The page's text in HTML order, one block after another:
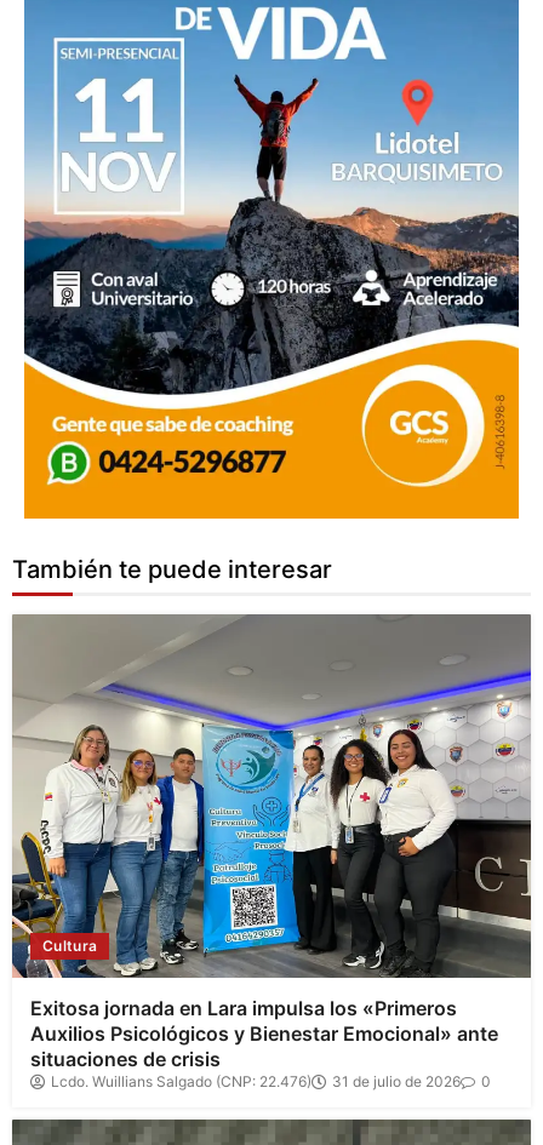
También te puede interesar
Cultura
Exitosa jornada en Lara impulsa los «Primeros
Auxilios Psicológicos y Bienestar Emocional» ante
situaciones de crisis
Lcdo. Wuillians Salgado (CNP: 22.476) 31 de julio de 2026 0